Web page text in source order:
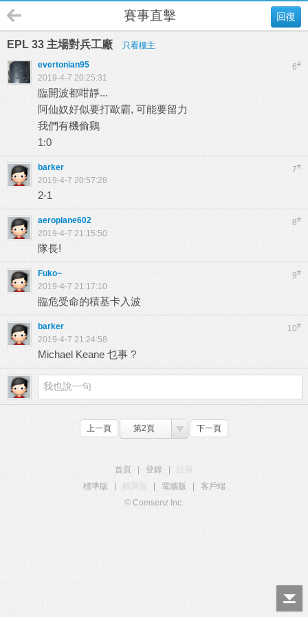
回復
賽事直擊
EPL 33 主場對兵工廠 只看樓主
6#
evertonian95
2019-4-7 20:25:31
臨開波都咁靜...
阿仙奴好似要打歐霸, 可能要留力
我們有機偷鷄
1:0
7#
barker
2019-4-7 20:57:28
2-1
8#
aeroplane602
2019-4-7 21:15:50
隊長!
9#
Fuko~
2019-4-7 21:17:10
臨危受命的積基卡入波
10#
barker
2019-4-7 21:24:58
Michael Keane 乜事 ?
上一頁 第2頁 下一頁
首頁 登錄
標準版
觸屏版 電腦版
客戶端
© Comsenz Inc.